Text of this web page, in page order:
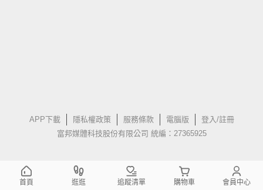
APP下載 隱私權政策 服務條款 電腦版
登入/註冊
富邦媒體科技股份有限公司 統編：27365925
首頁 逛逛 追蹤清單 購物車 會員中心